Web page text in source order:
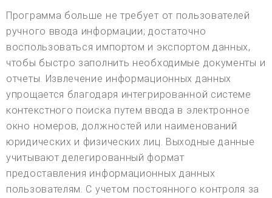
Программа больше не требует от пользователей
ручного ввода информации; достаточно
воспользоваться импортом и экспортом данных,
чтобы быстро заполнить необходимые документы и
отчеты. Извлечение информационных данных
упрощается благодаря интегрированной системе
контекстного поиска путем ввода в электронное
окно номеров, должностей или наименований
юридических и физических лиц. Выходные данные
учитывают делегированный формат
предоставления информационных данных
пользователям. С учетом постоянного контроля за